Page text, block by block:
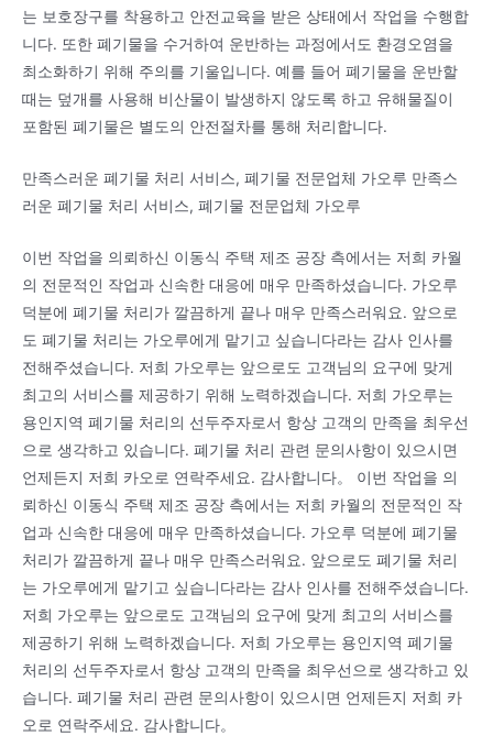
는 보호장구를 착용하고 안전교육을 받은 상태에서 작업을 수행합
니다. 또한 폐기물을 수거하여 운반하는 과정에서도 환경오염을
최소화하기 위해 주의를 기울입니다. 예를 들어 폐기물을 운반할
때는 덮개를 사용해 비산물이 발생하지 않도록 하고 유해물질이
포함된 폐기물은 별도의 안전절차를 통해 처리합니다.
만족스러운 폐기물 처리 서비스, 폐기물 전문업체 가오루 만족스
러운 폐기물 처리 서비스, 폐기물 전문업체 가오루
이번 작업을 의뢰하신 이동식 주택 제조 공장 측에서는 저희 카월
의 전문적인 작업과 신속한 대응에 매우 만족하셨습니다. 가오루
덕분에 폐기물 처리가 깔끔하게 끝나 매우 만족스러워요. 앞으로
도 폐기물 처리는 가오루에게 맡기고 싶습니다라는 감사 인사를
전해주셨습니다. 저희 가오루는 앞으로도 고객님의 요구에 맞게
최고의 서비스를 제공하기 위해 노력하겠습니다. 저희 가오루는
용인지역 폐기물 처리의 선두주자로서 항상 고객의 만족을 최우선
으로 생각하고 있습니다. 폐기물 처리 관련 문의사항이 있으시면
언제든지 저희 카오로 연락주세요. 감사합니다。 이번 작업을 의
뢰하신 이동식 주택 제조 공장 측에서는 저희 카월의 전문적인 작
업과 신속한 대응에 매우 만족하셨습니다. 가오루 덕분에 폐기물
처리가 깔끔하게 끝나 매우 만족스러워요. 앞으로도 폐기물 처리
는 가오루에게 맡기고 싶습니다라는 감사 인사를 전해주셨습니다.
저희 가오루는 앞으로도 고객님의 요구에 맞게 최고의 서비스를
제공하기 위해 노력하겠습니다. 저희 가오루는 용인지역 폐기물
처리의 선두주자로서 항상 고객의 만족을 최우선으로 생각하고 있
습니다. 폐기물 처리 관련 문의사항이 있으시면 언제든지 저희 카
오로 연락주세요. 감사합니다。